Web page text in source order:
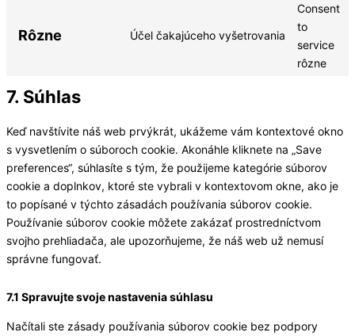
Rôzne Účel čakajúceho vyšetrovania
Consent
to
service
rôzne
7. Súhlas
Keď navštívite náš web prvýkrát, ukážeme vám kontextové okno
s vysvetlením o súboroch cookie. Akonáhle kliknete na „Save
preferences“, súhlasíte s tým, že použijeme kategórie súborov
cookie a doplnkov, ktoré ste vybrali v kontextovom okne, ako je
to popísané v týchto zásadách používania súborov cookie.
Používanie súborov cookie môžete zakázať prostredníctvom
svojho prehliadača, ale upozorňujeme, že náš web už nemusí
správne fungovať.
7.1 Spravujte svoje nastavenia súhlasu
Načítali ste zásady používania súborov cookie bez podpory